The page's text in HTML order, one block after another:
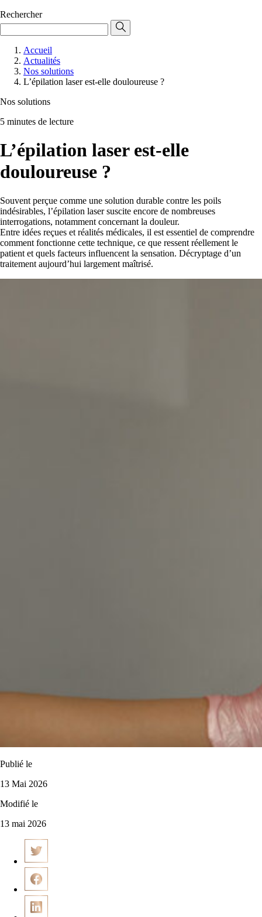
Rechercher
Accueil
Actualités
Nos solutions
L’épilation laser est-elle douloureuse ?
Nos solutions
5 minutes de lecture
L’épilation laser est-elle
douloureuse ?
Souvent perçue comme une solution durable contre les poils
indésirables, l’épilation laser suscite encore de nombreuses
interrogations, notamment concernant la douleur.
Entre idées reçues et réalités médicales, il est essentiel de comprendre
comment fonctionne cette technique, ce que ressent réellement le
patient et quels facteurs influencent la sensation. Décryptage d’un
traitement aujourd’hui largement maîtrisé.
Publié le
13 Mai 2026
Modifié le
13 mai 2026